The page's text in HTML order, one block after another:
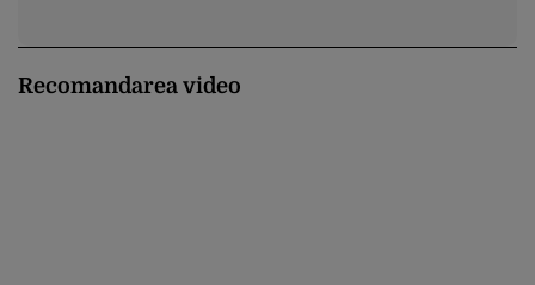
Recomandarea video